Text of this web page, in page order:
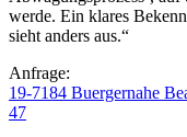
werde. Ein klares
sieht anders aus.“
Anfrage:
19-7184 Buergernahe
47